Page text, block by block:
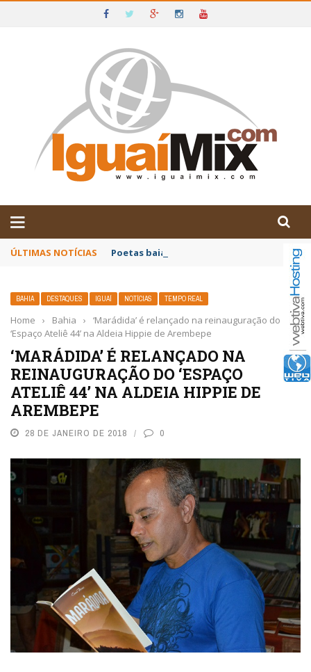
IGUAÍ E SUDOESTE DA BAHIA
ÚLTIMAS NOTÍCIAS Poetas baianos representam o Brasil no
BAHIA DESTAQUES IGUAÍ NOTÍCIAS TEMPO REAL
Home › Bahia ›
‘Marádida’ é relançado na reinauguração do
‘Espaço Ateliê 44’ na Aldeia Hippie de Arembepe
‘MARÁDIDA’ É RELANÇADO NA
REINAUGURAÇÃO DO ‘ESPAÇO
ATELIÊ 44’ NA ALDEIA HIPPIE DE
AREMBEPE
28 DE JANEIRO DE 2018 0